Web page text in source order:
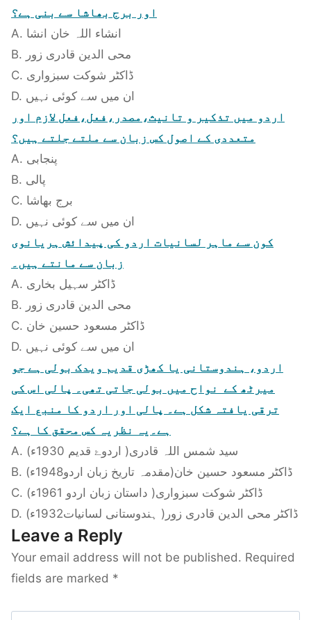
اور برج بھاشا سے بنی ہے؟
A. انشاء اللہ خان انشا
B. محی الدین قادری زور
C. ڈاکٹر شوکت سبزواری
D. ان میں سے کوئی نہیں
اردو میں تذکیر و تانیث،مصدر،فعل،فعل لازم اور
متعددی کے اصول کس زبان سے ملتے جلتے ہیں؟
A. پنجابی
B. پالی
C. برج بھاشا
D. ان میں سے کوئی نہیں
کون سے ماہر لسانیات اردو کی پیدائش ہریانوی
زبان سے مانتے ہیں۔
A. ڈاکٹر سہیل بخاری
B. محی الدین قادری زور
C. ڈاکٹر مسعود حسین خان
D. ان میں سے کوئی نہیں
اردو، ہندوستانی یا کھڑی قدیم ویدک بولی ہے جو
میرٹھ کے نواح میں بولی جاتی تھی۔ پالی اس کی
ترقی یافتہ شکل ہے۔ پالی اور اردو کا منبع ایک
ہے۔یہ نظریہ کس محقق کا ہے؟
A. سید شمس اللہ قادری( اردوۓ قدیم 1930ء)
B. ڈاکٹر مسعود حسین خان(مقدمہ تاریخ زبان اردو1948ء)
C. ڈاکٹر شوکت سبزواری( داستان زبان اردو 1961ء)
D. ڈاکٹر محی الدین قادری زور( ہندوستانی لسانیات1932ء)
Leave a Reply
Your email address will not be published. Required
fields are marked *